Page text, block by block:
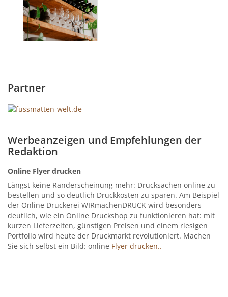
Partner
Werbeanzeigen und Empfehlungen der
Redaktion
Online Flyer drucken
Längst keine Randerscheinung mehr: Drucksachen online zu
bestellen und so deutlich Druckkosten zu sparen. Am Beispiel
der Online Druckerei WIRmachenDRUCK wird besonders
deutlich, wie ein Online Druckshop zu funktionieren hat: mit
kurzen Lieferzeiten, günstigen Preisen und einem riesigen
Portfolio wird heute der Druckmarkt revolutioniert. Machen
Sie sich selbst ein Bild: online Flyer drucken..